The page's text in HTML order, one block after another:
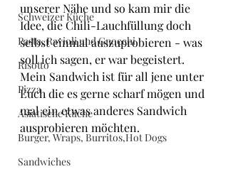
Schweizer Küche
Pasta, Ravioli und Gnocchi
Risotto
Pizza
Asiatische Küche
Burger, Wraps, Burritos,Hot Dogs
Sandwiches
unserer Nähe und so kam mir die
Idee, die Chili-Lauchfüllung doch
selbst einmal auszuprobieren - was
soll ich sagen, er war begeistert.
Mein Sandwich ist für all jene unter
Euch die es gerne scharf mögen und
mal ein etwas anderes Sandwich
ausprobieren möchten.